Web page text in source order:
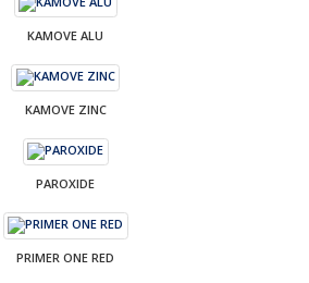
KAMOVE ALU
KAMOVE ZINC
PAROXIDE
PRIMER ONE RED